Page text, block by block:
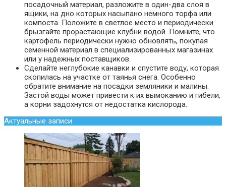
посадочный материал, разложите в один-два слоя в
ящики, на дно которых насыпано немного торфа или
компоста. Положите в светлое место и периодически
брызгайте прорастающие клубни водой. Помните, что
картофель периодически нужно обновлять, покупая
семенной материал в специализированных магазинах
или у надежных поставщиков.
Сделайте неглубокие канавки и спустите воду, которая
скопилась на участке от таянья снега. Особенно
обратите внимание на посадки земляники и малины.
Застой воды может привести к их вымоканию и гибели,
а корни задохнутся от недостатка кислорода.
Актуальные записи